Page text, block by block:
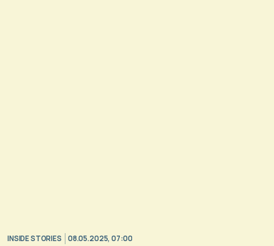
INSIDE STORIES 08.05.2025, 07:00